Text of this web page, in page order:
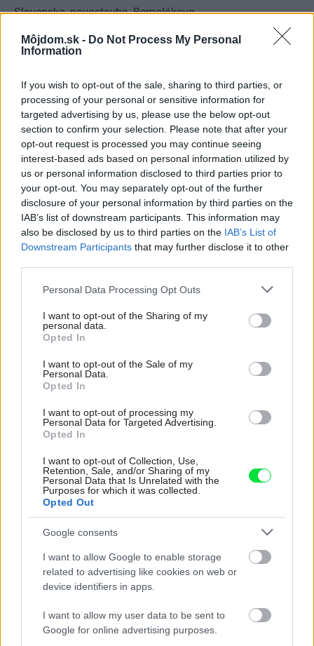
Môjdom.sk - Do Not Process My Personal
Information
If you wish to opt-out of the sale, sharing to third parties, or
processing of your personal or sensitive information for
targeted advertising by us, please use the below opt-out
section to confirm your selection. Please note that after your
opt-out request is processed you may continue seeing
interest-based ads based on personal information utilized by
us or personal information disclosed to third parties prior to
your opt-out. You may separately opt-out of the further
disclosure of your personal information by third parties on the
IAB’s list of downstream participants. This information may
also be disclosed by us to third parties on the IAB’s List of
Downstream Participants that may further disclose it to other
Please note that this website/app uses one or more Google
not limited to your visit or usage behaviour. You may click to
grant or deny consent to Google and its third-party tags to
use your data for below specified purposes in below Google
consent section.
Personal Data Processing Opt Outs
I want to opt-out of the Sharing of my
personal data.
Opted In
I want to opt-out of the Sale of my
Personal Data.
Opted In
I want to opt-out of processing my
Personal Data for Targeted Advertising.
Opted In
I want to opt-out of Collection, Use,
Retention, Sale, and/or Sharing of my
Personal Data that Is Unrelated with the
Purposes for which it was collected.
Opted Out
Google consents
I want to allow Google to enable storage
related to advertising like cookies on web or
device identifiers in apps.
I want to allow my user data to be sent to
Google for online advertising purposes.
Slovensko, novostavba, Bernolákovo
Cena vydavateľstva EUROSTAV, s. r. o., za komplexne
ELEKTRÁRŇA PIEŠŤANY, rekonštrukcia NKP, Piešťany
Cena verejnosti 2014
Hotel The Grand Vígľaš****
Do internetového hlasovania sa zapojilo viac ako 120 000
čitateľov portálu zoznam.sk
Organizátor súťažeZdruženie pre rozvoj slovenskej
ABF Slovakia
Vyhlasovatelia
Vyhlasovateľmi 20. ročníka celoštátnej verejnej súťaže
Slovakia, Ministerstvo dopravy, výstavby a regionálneho
republiky, Zväz stavebných podnikateľov Slovenska,
univerzita v Bratislave, Stavebná fakulta, Slovenská
inžinierov, Slovenský zväz stavebných inžinierov, Spolok
Technický a skúšobný ústav stavebný, n. o., Prvá
Vydavateľstvo EUROSTAV, s. r. o.
Porota
O víťazoch tohto ročníka rozhodovala odborná porota s
Pracovala v tomto zložení: doc. Ing. Štefan Gramblička,
Juhos (SK) – podpredseda poroty, Ing. arch. Vladimír
(SK), Miroslav Šišiak Architecte DPLG (FR) – predseda
Teplan (SK), Ing. Henrieta Tölgyessyová (SK), doc. Ing.
Ing. Mária Brichtová – sekretár súťaže.
Kategória: Aktuality